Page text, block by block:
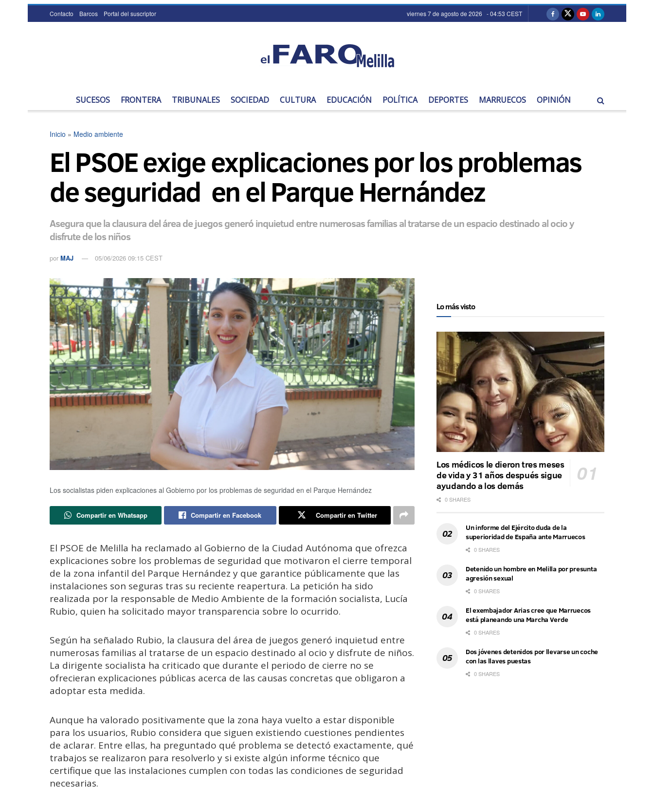
Contacto Barcos Portal del suscriptor viernes 7 de agosto de 2026 - 04:53 CEST
SUCESOS FRONTERA TRIBUNALES SOCIEDAD CULTURA EDUCACIÓN POLÍTICA DEPORTES MARRUECOS OPINIÓN
Inicio » Medio ambiente
El PSOE exige explicaciones por los problemas
de seguridad en el Parque Hernández
Asegura que la clausura del área de juegos generó inquietud entre numerosas familias al tratarse de un espacio destinado al ocio y
disfrute de los niños
por MAJ 05/06/2026 09:15 CEST
Los socialistas piden explicaciones al Gobierno por los problemas de seguridad en el Parque Hernández
Compartir en Whatsapp Compartir en Facebook Compartir en Twitter
El PSOE de Melilla ha reclamado al Gobierno de la Ciudad Autónoma que ofrezca
explicaciones sobre los problemas de seguridad que motivaron el cierre temporal
de la zona infantil del Parque Hernández y que garantice públicamente que las
instalaciones son seguras tras su reciente reapertura. La petición ha sido
realizada por la responsable de Medio Ambiente de la formación socialista, Lucía
Rubio, quien ha solicitado mayor transparencia sobre lo ocurrido.
Según ha señalado Rubio, la clausura del área de juegos generó inquietud entre
numerosas familias al tratarse de un espacio destinado al ocio y disfrute de niños.
La dirigente socialista ha criticado que durante el periodo de cierre no se
ofrecieran explicaciones públicas acerca de las causas concretas que obligaron a
adoptar esta medida.
Aunque ha valorado positivamente que la zona haya vuelto a estar disponible
para los usuarios, Rubio considera que siguen existiendo cuestiones pendientes
de aclarar. Entre ellas, ha preguntado qué problema se detectó exactamente, qué
trabajos se realizaron para resolverlo y si existe algún informe técnico que
certifique que las instalaciones cumplen con todas las condiciones de seguridad
necesarias.
Lo más visto
Los médicos le dieron tres meses
de vida y 31 años después sigue
ayudando a los demás
0 SHARES
Un informe del Ejército duda de la
superioridad de España ante Marruecos
0 SHARES
Detenido un hombre en Melilla por presunta
agresión sexual
0 SHARES
El exembajador Arias cree que Marruecos
está planeando una Marcha Verde
0 SHARES
Dos jóvenes detenidos por llevarse un coche
con las llaves puestas
0 SHARES